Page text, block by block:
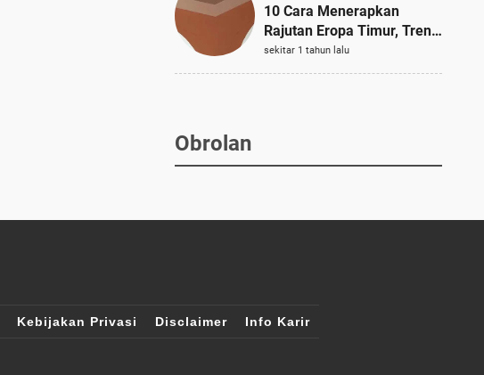
10 Cara Menerapkan
Rajutan Eropa Timur, Tren
Mode Terbaik dan Paling
Dicari 2023
sekitar 1 tahun lalu
Obrolan
Kebijakan Privasi Disclaimer Info Karir